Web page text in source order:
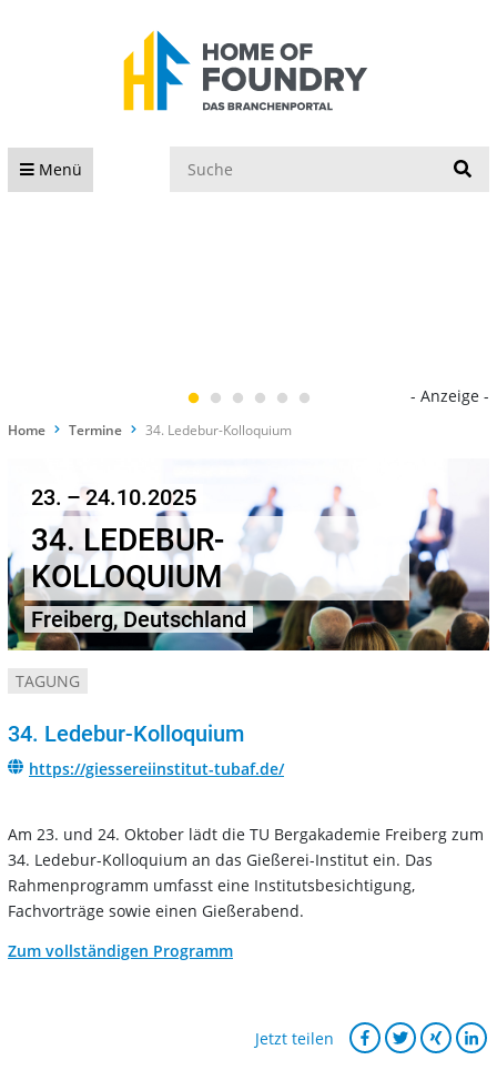
Menü
- Anzeige -
Home Termine 34. Ledebur-Kolloquium
23. – 24.10.2025
34. LEDEBUR-
KOLLOQUIUM
Freiberg, Deutschland
TAGUNG
34. Ledebur-Kolloquium
https://giessereiinstitut-tubaf.de/
Am 23. und 24. Oktober lädt die TU Bergakademie Freiberg zum
34. Ledebur-Kolloquium an das Gießerei-Institut ein. Das
Rahmenprogramm umfasst eine Institutsbesichtigung,
Fachvorträge sowie einen Gießerabend.
Zum vollständigen Programm
Jetzt teilen